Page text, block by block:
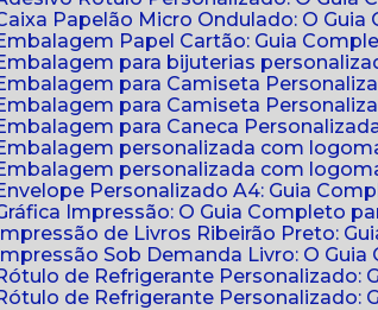
Caixa Papelão Micro Ondulado: O
Embalagem Papel Cartão: Guia
Embalagem para bijuterias
Embalagem para Camiseta
Embalagem para Camiseta
Embalagem para Caneca
Embalagem personalizada com
Embalagem personalizada com
Envelope Personalizado A4: Guia
Gráfica Impressão: O Guia Completo
Impressão de Livros Ribeirão Preto:
Impressão Sob Demanda Livro: O
Rótulo de Refrigerante Personalizado:
Rótulo de Refrigerante Personalizado: